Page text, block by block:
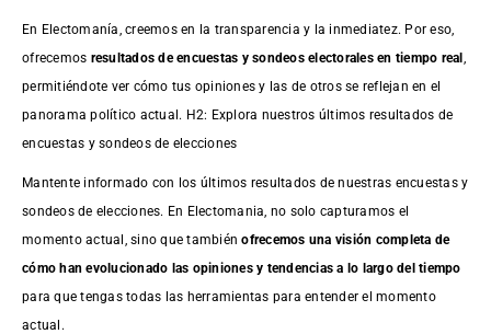
En Electomanía, creemos en la transparencia y la inmediatez. Por eso,
ofrecemos resultados deencuestas y sondeos electorales en tiempo real
permitiéndote ver cómo tus opiniones y las de otros se reflejan en el
panorama político actual. H2: Explora nuestros últimos resultados de
encuestas y sondeos de elecciones
Mantente informado con los últimos resultados de nuestras encuestasy
sondeos de elecciones. En Electomania, no solo capturamos el
momento actual, sino que tambiénofrecemos una visión completa de
cómo han evolucionado las opiniones y tendencias a lo largo del tiempo
para que tengas todas las herramientas para entender el momento
actual.